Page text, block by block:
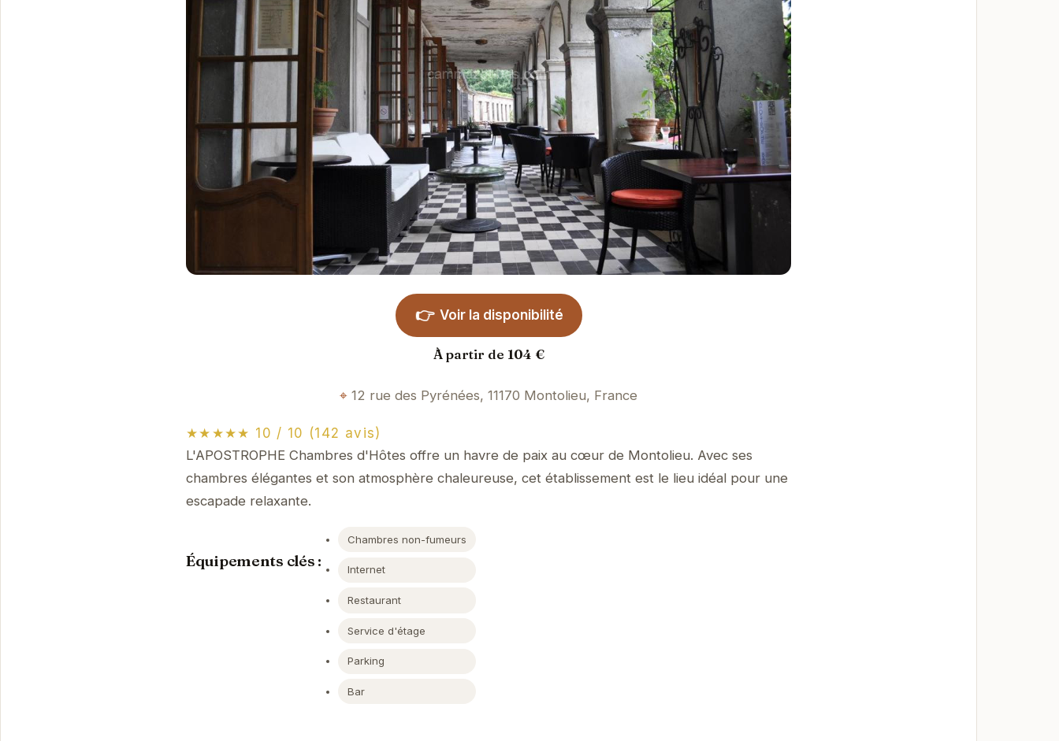
👉 Voir la disponibilité
À partir de 104 €
12 rue des Pyrénées, 11170 Montolieu, France
★★★★★ 10 / 10 (142 avis)
L'APOSTROPHE Chambres d'Hôtes offre un havre de paix au cœur de Montolieu. Avec ses
chambres élégantes et son atmosphère chaleureuse, cet établissement est le lieu idéal pour une
escapade relaxante.
Équipements clés :
Chambres non-fumeurs
Internet
Restaurant
Service d'étage
Parking
Bar